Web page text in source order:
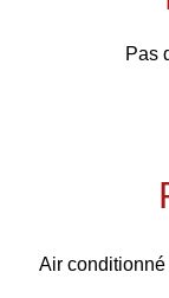
Pas
Air conditionné